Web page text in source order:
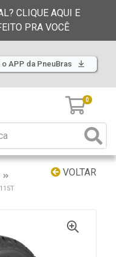
CLIQUE AQUI E
PRA VOCÊ
o APP da PneuBras
0
VOLTAR